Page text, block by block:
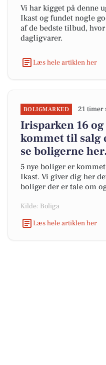
Vi har kigget på denne
Ikast og fundet nogle
af de bedste tilbud,
dagligvarer.
Læs hele artiklen her
BOLIGMARKED 21 timer
Irisparken 16
kommet til salg
se boligerne her.
5 nye boliger er
Ikast. Vi giver dig her
boliger der er tale om
Kilde: Boliga
Læs hele artiklen her